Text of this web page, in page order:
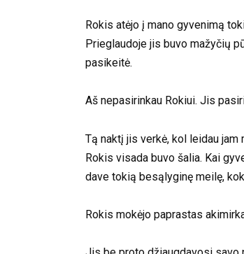
Rokis atėjo į mano gyvenimą
Prieglaudoje jis buvo mažyčių
pasikeitė.
Aš nepasirinkau Rokiui. Jis
Tą naktį jis verkė, kol leidau
Rokis visada buvo šalia. Kai
dave tokią besąlyginę meilę,
Rokis mokėjo paprastas